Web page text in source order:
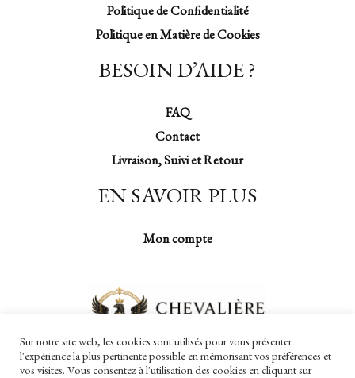
Politique de Confidentialité
Politique en Matière de Cookies
BESOIN D’AIDE ?
FAQ
Contact
Livraison, Suivi et Retour
EN SAVOIR PLUS
Mon compte
Sur notre site web, les cookies sont utilisés pour vous présenter
l'expérience la plus pertinente possible en mémorisant vos préférences et
vos visites. Vous consentez à l'utilisation des cookies en cliquant sur